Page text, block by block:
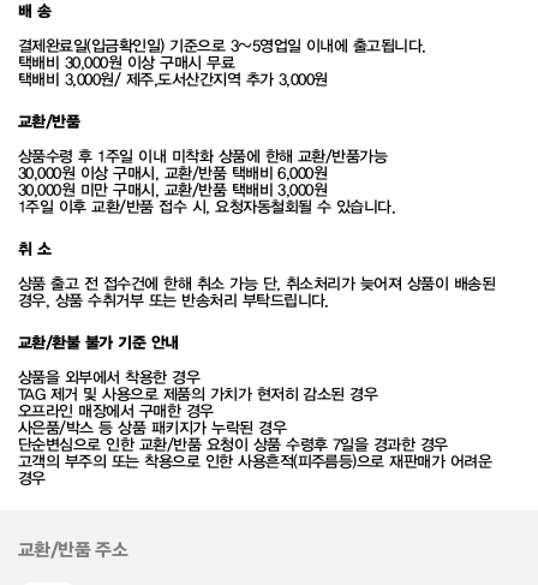
배 송
결제완료일(입금확인일) 기준으로 3~5영업일 이내에 출고됩니다.
택배비 30,000원 이상 구매시 무료
택배비 3,000원/ 제주,도서산간지역 추가 3,000원
교환/반품
상품수령 후 1주일 이내 미착화 상품에 한해 교환/반품가능
30,000원 이상 구매시, 교환/반품 택배비 6,000원
30,000원 미만 구매시, 교환/반품 택배비 3,000원
1주일 이후 교환/반품 접수 시, 요청자동철회될 수 있습니다.
취 소
상품 출고 전 접수건에 한해 취소 가능 단, 취소처리가 늦어져 상품이 배송된
경우, 상품 수취거부 또는 반송처리 부탁드립니다.
교환/환불 불가 기준 안내
상품을 외부에서 착용한 경우
TAG 제거 및 사용으로 제품의 가치가 현저히 감소된 경우
오프라인 매장에서 구매한 경우
사은품/박스 등 상품 패키지가 누락된 경우
단순변심으로 인한 교환/반품 요청이 상품 수령후 7일을 경과한 경우
고객의 부주의 또는 착용으로 인한 사용흔적(피주름등)으로 재판매가 어려운
경우
교환/반품 주소